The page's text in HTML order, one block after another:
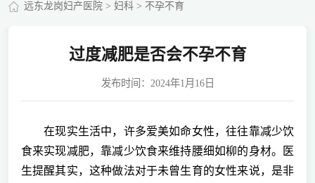
远东龙岗妇产医院> 妇科> 不孕不育
过度减肥是否会不孕不育
发布时间：2024年1月16日
在现实生活中，许多爱美如命女性，往往靠减少饮
食来实现减肥，靠减少饮食来维持腰细如柳的身材。医
生提醒其实，这种做法对于未曾生育的女性来说，是非